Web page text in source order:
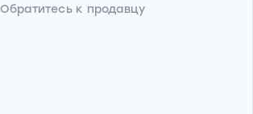
Обратитесь к продавцу